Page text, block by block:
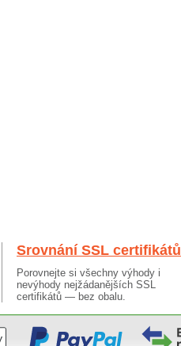
Srovnání SSL certifikátů
Porovnejte si všechny výhody i
nevýhody nejžádanějších SSL
certifikátů — bez obalu.